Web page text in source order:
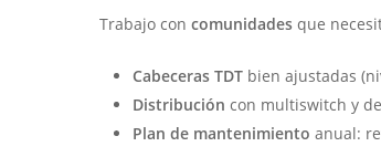
Trabajo concomunidades que
Cabeceras TDT bien ajustadas
Distribución con multiswitch y
Plan de mantenimiento anual: